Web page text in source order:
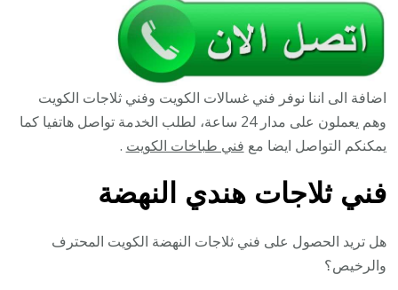
اضافة الى اننا نوفر فني غسالات الكويت وفني ثلاجات الكويت
وهم يعملون على مدار 24 ساعة، لطلب الخدمة تواصل هاتفيا كما
يمكنكم التواصل ايضا مع فني طباخات الكويت .
فني ثلاجات هندي النهضة
هل تريد الحصول على فني ثلاجات النهضة الكويت المحترف
والرخيص؟